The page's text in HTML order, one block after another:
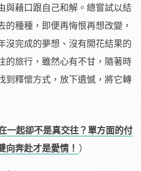
與藉口跟自己和解。總嘗試以結
的種種，即便再悔恨再想改變，
沒完成的夢想、沒有開花結果的
的旅行，雖然心有不甘，隨著時
到釋懷方式，放下遺憾，將它轉
一起卻不是真交往？單方面的付
向奔赴才是愛情！ ）